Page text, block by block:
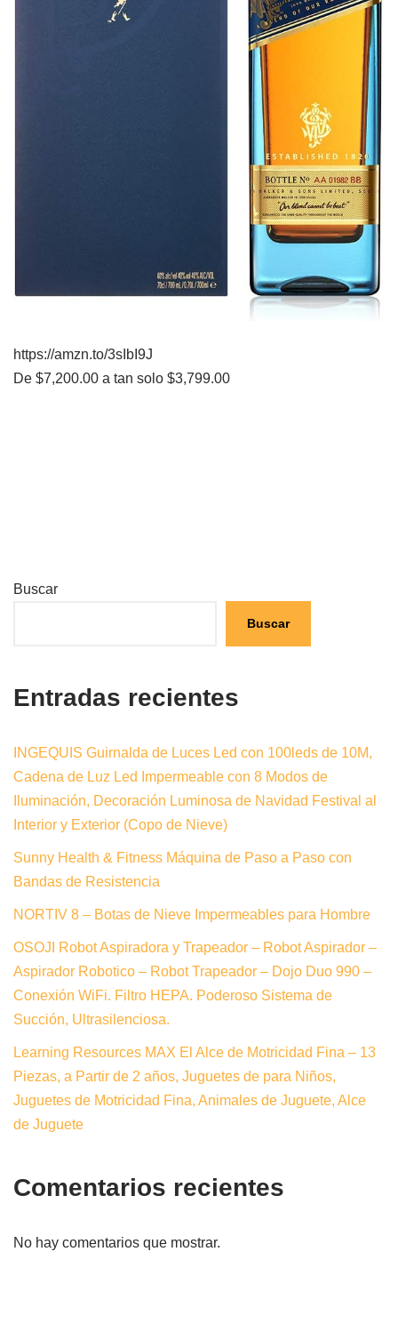
https://amzn.to/3sIbI9J
De $7,200.00 a tan solo $3,799.00
Buscar
Buscar
Entradas recientes
INGEQUIS Guirnalda de Luces Led con 100leds de 10M,
Cadena de Luz Led Impermeable con 8 Modos de
Iluminación, Decoración Luminosa de Navidad Festival al
Interior y Exterior (Copo de Nieve)
Sunny Health & Fitness Máquina de Paso a Paso con
Bandas de Resistencia
NORTIV 8 – Botas de Nieve Impermeables para Hombre
OSOJI Robot Aspiradora y Trapeador – Robot Aspirador –
Aspirador Robotico – Robot Trapeador – Dojo Duo 990 –
Conexión WiFi. Filtro HEPA. Poderoso Sistema de
Succión, Ultrasilenciosa.
Learning Resources MAX El Alce de Motricidad Fina – 13
Piezas, a Partir de 2 años, Juguetes de para Niños,
Juguetes de Motricidad Fina, Animales de Juguete, Alce
de Juguete
Comentarios recientes
No hay comentarios que mostrar.